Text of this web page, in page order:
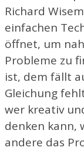
Richard
einfachen
öffnet, um
Probleme zu
ist, dem fällt
Gleichung
wer kreativ
denken kann,
andere das